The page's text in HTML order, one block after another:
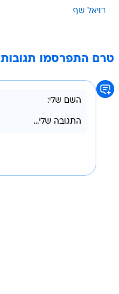
רויאל שף
טרם התפרסמו תגובות